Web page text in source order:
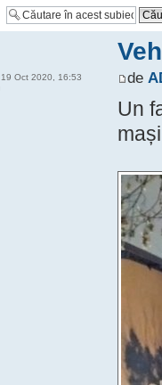
de
Un
Oct 2020, 16:53